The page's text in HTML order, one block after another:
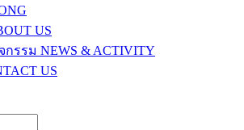
US
กรรม NEWS & ACTIVITY
US